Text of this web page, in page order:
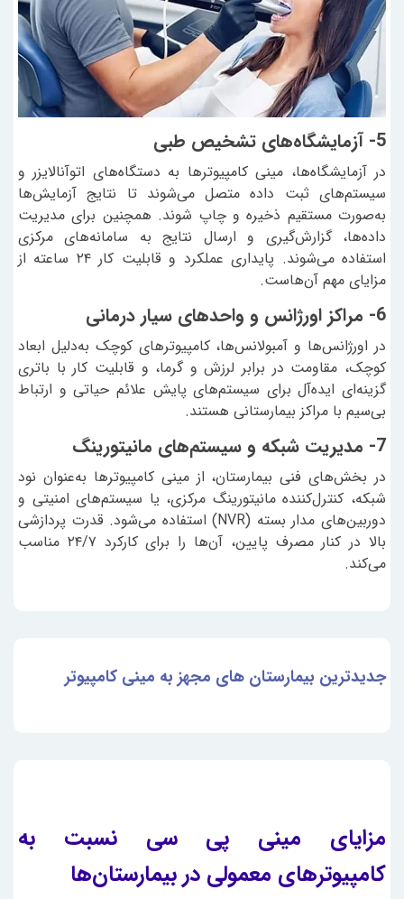
5- آزمایشگاه‌های تشخیص طبی
در آزمایشگاه‌ها، مینی کامپیوترها به دستگاه‌های اتوآنالایزر و
سیستم‌های ثبت داده متصل می‌شوند تا نتایج آزمایش‌ها
به‌صورت مستقیم ذخیره و چاپ شوند. همچنین برای مدیریت
داده‌ها، گزارش‌گیری و ارسال نتایج به سامانه‌های مرکزی
استفاده می‌شوند. پایداری عملکرد و قابلیت کار ۲۴ ساعته از
مزایای مهم آن‌هاست.
6- مراکز اورژانس و واحدهای سیار درمانی
در اورژانس‌ها و آمبولانس‌ها، کامپیوترهای کوچک به‌دلیل ابعاد
کوچک، مقاومت در برابر لرزش و گرما، و قابلیت کار با باتری
گزینه‌ای ایده‌آل برای سیستم‌های پایش علائم حیاتی و ارتباط
بی‌سیم با مراکز بیمارستانی هستند.
7- مدیریت شبکه و سیستم‌های مانیتورینگ
در بخش‌های فنی بیمارستان، از مینی کامپیوترها به‌عنوان نود
شبکه، کنترل‌کننده مانیتورینگ مرکزی، یا سیستم‌های امنیتی و
دوربین‌های مدار بسته (NVR) استفاده می‌شود. قدرت پردازشی
بالا در کنار مصرف پایین، آن‌ها را برای کارکرد ۲۴/۷ مناسب
می‌کند.
جدیدترین بیمارستان های مجهز به مینی کامپیوتر
مزایای مینی پی سی نسبت به
کامپیوترهای معمولی در بیمارستان‌ها